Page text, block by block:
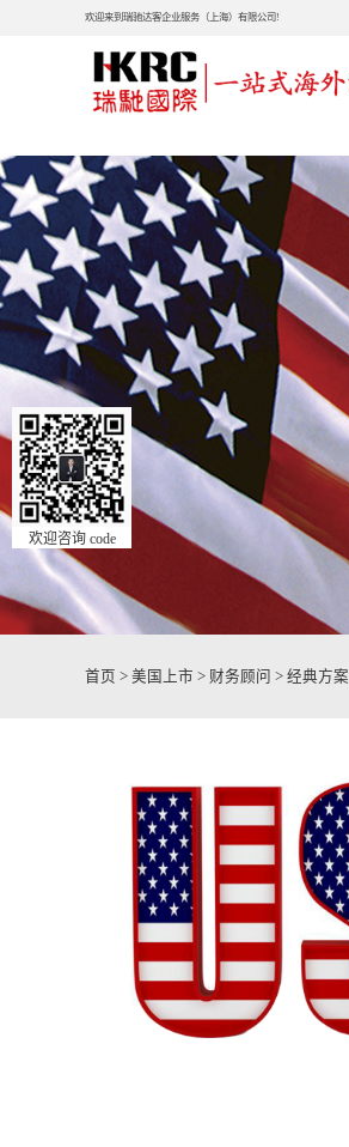
欢迎来到瑞驰达客企业服务（上海）有限公司!
首页 > 美国上市 > 财务顾问 >经典方案
欢迎咨询 code